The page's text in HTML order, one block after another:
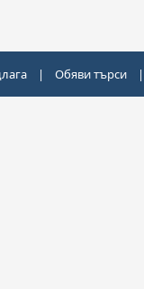
| Обяви търси |